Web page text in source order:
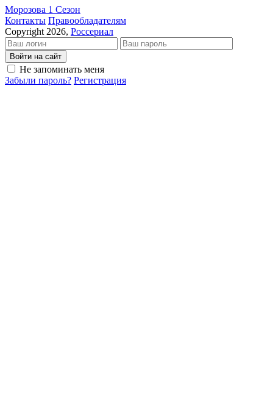
Морозова 1 Сезон
Кон­так­ты Пра­во­об­ла­да­те­лям
Copyright 2026, Россериал
Войти на сайт
Не запоминать меня
Забыли пароль? Регистрация